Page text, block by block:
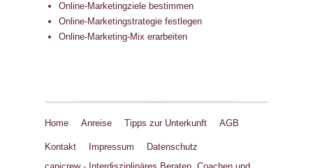
Online-Marketingziele bestimmen
Online-Marketingstrategie festlegen
Online-Marketing-Mix erarbeiten
Home Anreise Tipps zur Unterkunft AGB
Kontakt Impressum
Datenschutz